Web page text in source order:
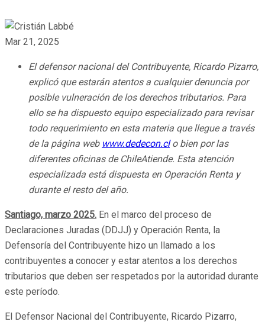
Mar 21, 2025
El defensor nacional del Contribuyente, Ricardo Pizarro,
explicó que estarán atentos a cualquier denuncia por
posible vulneración de los derechos tributarios. Para
ello se ha dispuesto equipo especializado para revisar
todo requerimiento en esta materia que llegue a través
de la página web www.dedecon.clo bien por las
diferentes oficinas de ChileAtiende. Esta atención
especializada está dispuesta en Operación Renta y
durante el resto del año.
Santiago, marzo 2025. En el marco del proceso de
Declaraciones Juradas (DDJJ) y Operación Renta, la
Defensoría del Contribuyente hizo un llamado a los
contribuyentes a conocer y estar atentos a los derechos
tributarios que deben ser respetados por la autoridad durante
este período.
El Defensor Nacional del Contribuyente, Ricardo Pizarro,